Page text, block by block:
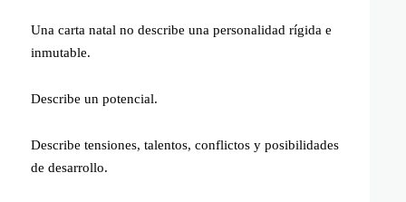
Una carta natal no describe una personalidad rígida e
inmutable.
Describe un potencial.
Describe tensiones, talentos, conflictos y posibilidades
de desarrollo.